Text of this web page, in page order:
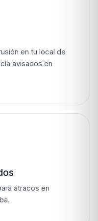
en tu local de
avisados en
atracos en